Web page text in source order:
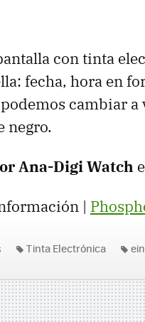
con tinta
fecha, hora en
cambiar
negro.
Ana-Digi Watch
|
Tinta Electrónica